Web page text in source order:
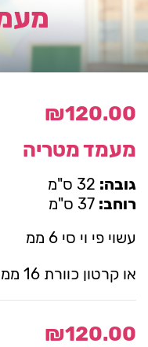
₪120.00
מעמד מטריה
גובה:
רוחב:
עשוי פי וי סי 6 ממ
או קרטון כוורת 16 ממ
₪120.00